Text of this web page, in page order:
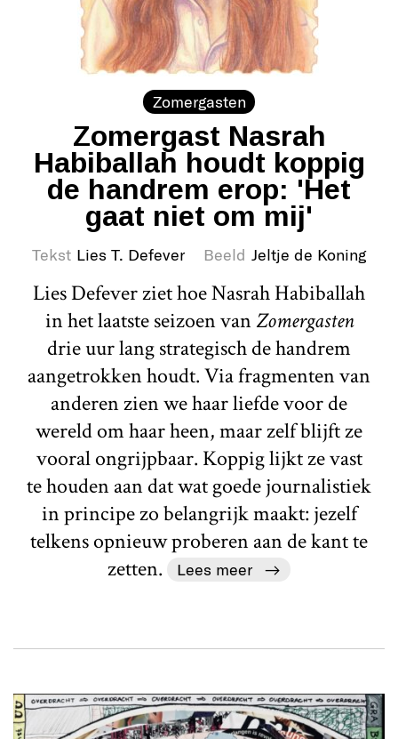
Zomergasten
Zomergast Nasrah
Habiballah houdt koppig
de handrem erop: 'Het
gaat niet om mij'
Tekst Lies T. Defever Beeld Jeltje de Koning
Lies Defever ziet hoe Nasrah Habiballah
in het laatste seizoen vanZomergasten
drie uur lang strategisch de handrem
aangetrokken houdt. Via fragmenten van
anderen zien we haar liefde voor de
wereld om haar heen, maar zelf blijft ze
vooral ongrijpbaar. Koppig lijkt ze vast
te houden aan dat wat goede journalistiek
in principe zo belangrijk maakt: jezelf
telkens opnieuw proberen aan de kant te
zetten.
Lees meer